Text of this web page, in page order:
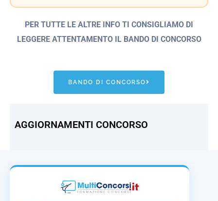
PER TUTTE LE ALTRE INFO TI CONSIGLIAMO DI
LEGGERE ATTENTAMENTO IL BANDO DI CONCORSO
BANDO DI CONCORSO
AGGIORNAMENTI CONCORSO